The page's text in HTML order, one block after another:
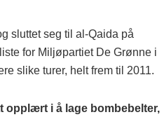
sluttet seg til al-Qaida på
for Miljøpartiet De Grønne i
slike turer, helt frem til 2011.
opplært i å lage bombebelter,